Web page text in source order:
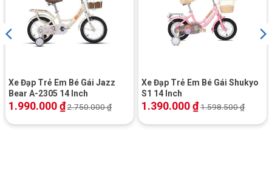
Xe Đạp Trẻ Em Bé Gái Jazz
Bear A-2305 14 Inch
1.990.000₫2.750.000₫
Xe Đạp Trẻ Em Bé Gái Shukyo
S1 14 Inch
1.390.000₫1.598.500₫